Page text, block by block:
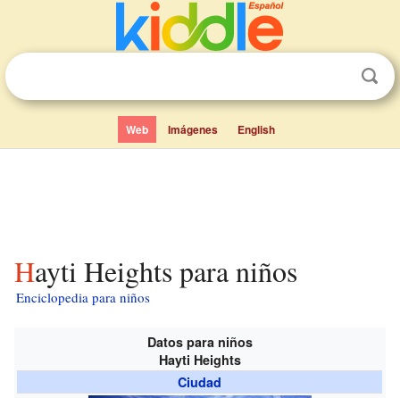
Web Imágenes English
Hayti Heights para niños
Enciclopedia para niños
Datos para niños
Hayti Heights
Ciudad